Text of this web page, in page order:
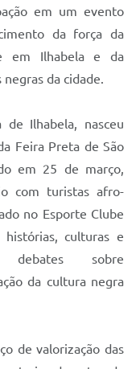
em um evento
da força da
em Ilhabela e da
da cidade.
Ilhabela, nasceu
Feira Preta de São
em 25 de março,
com turistas afro-
no Esporte Clube
culturas e
debates sobre
da cultura negra
de valorização das